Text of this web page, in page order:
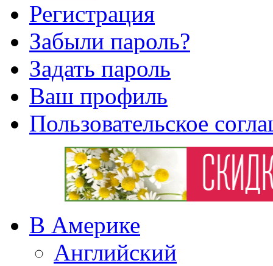
Регистрация
Забыли пароль?
Задать пароль
Ваш профиль
Пользовательское
В Америке
Английский